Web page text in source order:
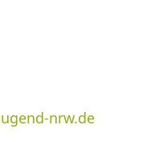
nrw.de